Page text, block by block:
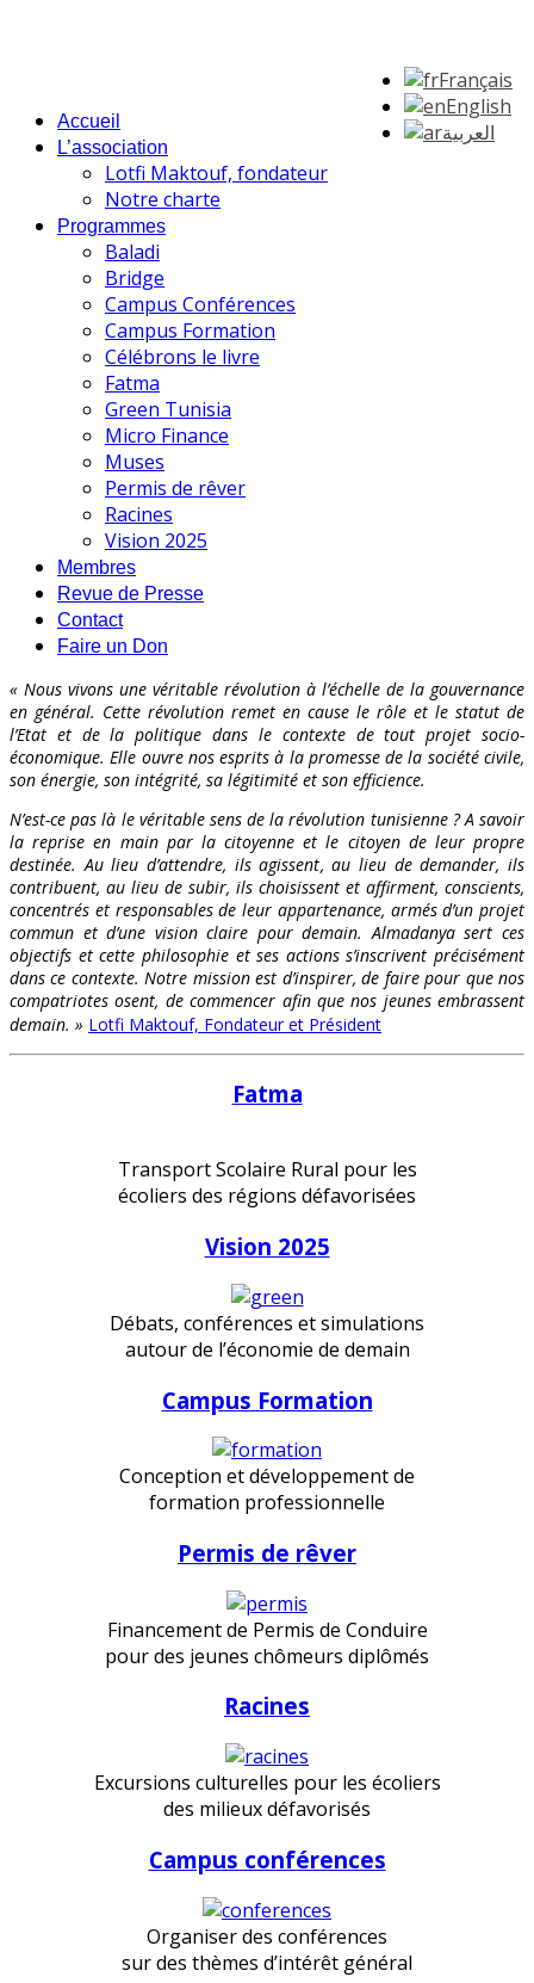
Français
English
العربية
Accueil
L’association
Lotfi Maktouf, fondateur
Notre charte
Programmes
Baladi
Bridge
Campus Conférences
Campus Formation
Célébrons le livre
Fatma
Green Tunisia
Micro Finance
Muses
Permis de rêver
Racines
Vision 2025
Membres
Revue de Presse
Contact
Faire un Don
« Nous vivons une véritable révolution à l’échelle de la gouvernance
en général. Cette révolution remet en cause le rôle et le statut de
l’Etat et de la politique dans le contexte de tout projet socio-
économique. Elle ouvre nos esprits à la promesse de la société civile,
son énergie, son intégrité, sa légitimité et son efficience.
N’est-ce pas là le véritable sens de la révolution tunisienne ? A savoir
la reprise en main par la citoyenne et le citoyen de leur propre
destinée. Au lieu d’attendre, ils agissent, au lieu de demander, ils
contribuent, au lieu de subir, ils choisissent et affirment, conscients,
concentrés et responsables de leur appartenance, armés d’un projet
commun et d’une vision claire pour demain. Almadanya sert ces
objectifs et cette philosophie et ses actions s’inscrivent précisément
dans ce contexte. Notre mission est d’inspirer, de faire pour que nos
compatriotes osent, de commencer afin que nos jeunes embrassent
demain. » Lotfi Maktouf, Fondateur et Président
Fatma
Transport Scolaire Rural pour les
écoliers des régions défavorisées
Vision 2025
Débats, conférences et simulations
autour de l’économie de demain
Campus Formation
Conception et développement de
formation professionnelle
Permis de rêver
Financement de Permis de Conduire
pour des jeunes chômeurs diplômés
Racines
Excursions culturelles pour les écoliers
des milieux défavorisés
Campus conférences
Organiser des conférences
sur des thèmes d’intérêt général